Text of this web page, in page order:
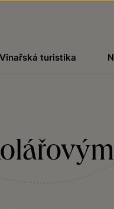
Vinařská turistika